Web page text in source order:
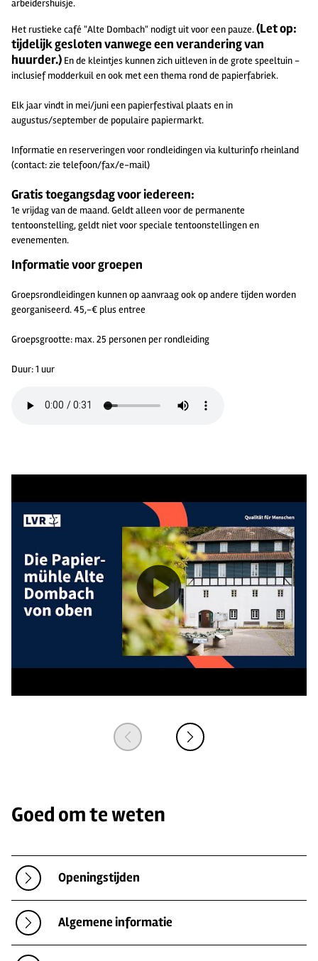
arbeidershuisje.
Het rustieke café "Alte Dombach" nodigt uit voor een pauze.(Let op:
tijdelijk gesloten vanwege een verandering van
huurder.) En de kleintjes kunnen zich uitleven in de grote speeltuin -
inclusief modderkuil en ook met een thema rond de papierfabriek.
Elk jaar vindt in mei/juni een papierfestival plaats en in
augustus/september de populaire papiermarkt.
Informatie en reserveringen voor rondleidingen via kulturinfo rheinland
(contact: zie telefoon/fax/e-mail)
Gratis toegangsdag voor iedereen:
1e vrijdag van de maand. Geldt alleen voor de permanente
tentoonstelling, geldt niet voor speciale tentoonstellingen en
evenementen.
Informatie voor groepen
Groepsrondleidingen kunnen op aanvraag ook op andere tijden worden
georganiseerd. 45,-€ plus entree
Groepsgrootte: max. 25 personen per rondleiding
Duur: 1 uur
Goed om te weten
Openingstijden
Algemene informatie